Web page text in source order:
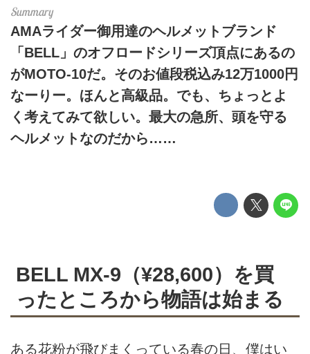
AMAライダー御用達のヘルメットブランド
「BELL」のオフロードシリーズ頂点にあるの
がMOTO-10だ。そのお値段税込み12万1000円
なーりー。ほんと高級品。でも、ちょっとよ
く考えてみて欲しい。最大の急所、頭を守る
ヘルメットなのだから……
BELL MX-9（¥28,600）を買
ったところから物語は始まる
ある花粉が飛びまくっている春の日、僕はい